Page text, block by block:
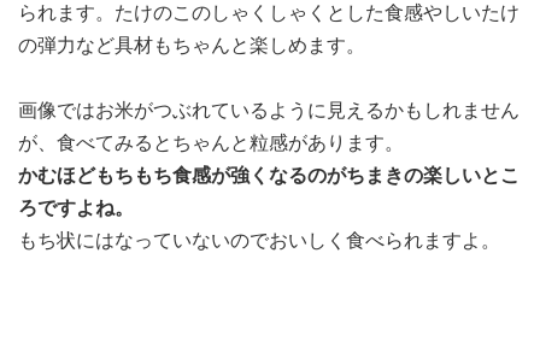
られます。たけのこのしゃくしゃくとした食感やしいたけ
の弾力など具材もちゃんと楽しめます。
画像ではお米がつぶれているように見えるかもしれません
が、食べてみるとちゃんと粒感があります。
かむほどもちもち食感が強くなるのがちまきの楽しいとこ
ろですよね。
もち状にはなっていないのでおいしく食べられますよ。